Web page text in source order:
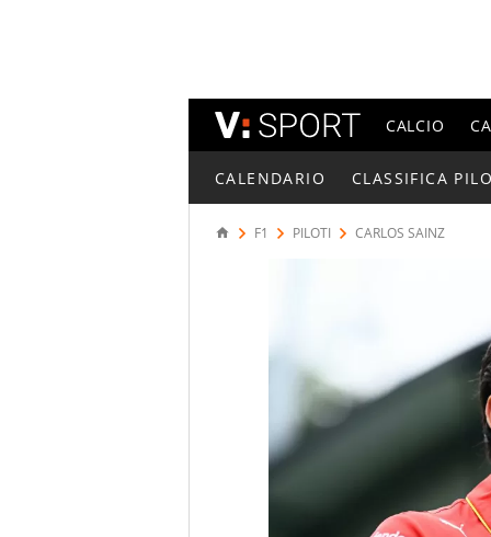
CALCIO
CALENDARIO CLASSIFICA
F1 PILOTI CARLOS SAINZ